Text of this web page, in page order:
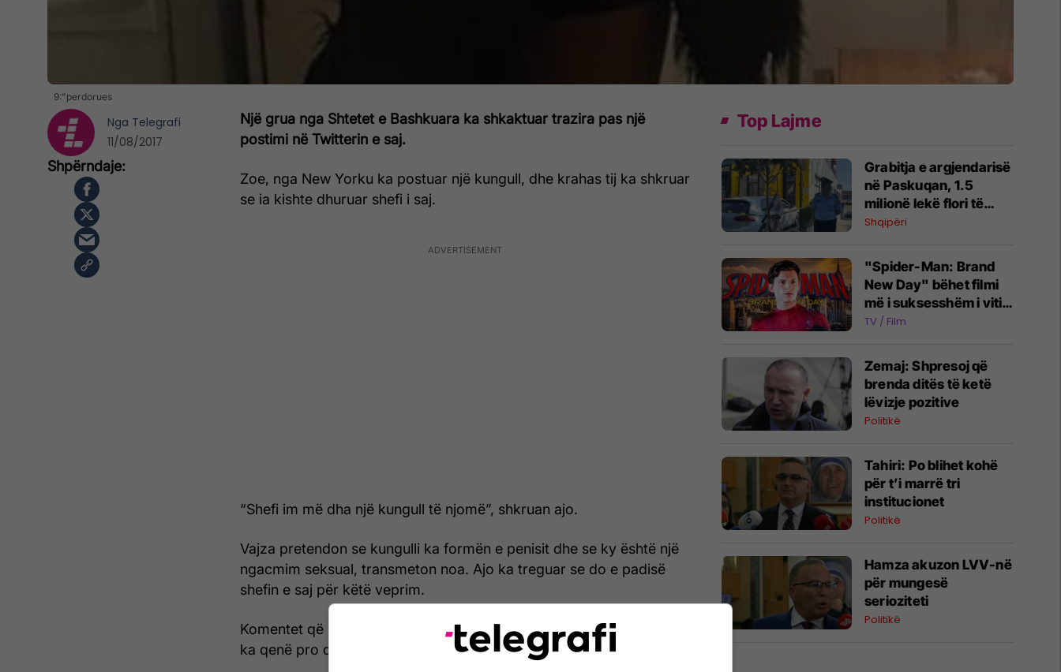
9:"perdorues
Një grua nga Shtetet e Bashkuara ka shkaktuar trazira pas një
postimi në Twitterin e saj.
Zoe, nga New Yorku ka postuar një kungull, dhe krahas tij ka shkruar
se ia kishte dhuruar shefi i saj.
“Shefi im më dha një kungull të njomë”, shkruan ajo.
Vajza pretendon se kungulli ka formën e penisit dhe se ky është një
ngacmim seksual, transmeton noa. Ajo ka treguar se do e padisë
shefin e saj për këtë veprim.
Komentet që ka marrë Zoe në këtë status kanë qenë të shumta, disa
ka qenë pro denoncimit të saj e disa kundër.
Nga Telegrafi
11/08/2017
Top Lajme
Grabitja e argjendarisë
në Paskuqan, 1.5
milionë lekë flori të
vjedhura - një nga
ishte paraqitur më parë
si klient
Shqipëri
"Spider-Man: Brand
New Day" bëhet filmi
më i suksesshëm i vitit
2026 - kalon 1 miliard
TV / Film
Zemaj: Shpresoj që
brenda ditës të ketë
lëvizje pozitive
Politikë
Tahiri: Po blihet kohë
për t’i marrë tri
institucionet
Politikë
Hamza akuzon LVV-në
për mungesë
serioziteti
Politikë